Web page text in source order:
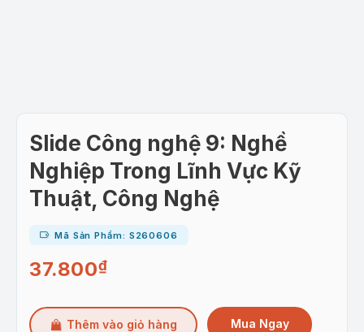
Slide Công nghệ 9: Nghề
Nghiệp Trong Lĩnh Vực Kỹ
Thuật, Công Nghệ
Mã Sản Phẩm: S260606
37.800₫
Thêm vào giỏ hàng Mua Ngay